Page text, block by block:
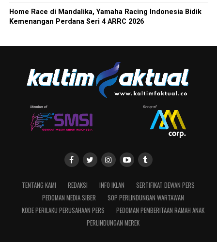
Home Race di Mandalika, Yamaha Racing Indonesia Bidik
Kemenangan Perdana Seri 4 ARRC 2026
TENTANG KAMI REDAKSI INFO IKLAN
SERTIFIKAT DEWAN PERS
PEDOMAN MEDIA SIBER
SOP PERLINDUNGAN WARTAWAN
KODE PERILAKU PERUSAHAAN PERS
PEDOMAN PEMBERITAAN RAMAH ANAK
PERLINDUNGAN MEREK